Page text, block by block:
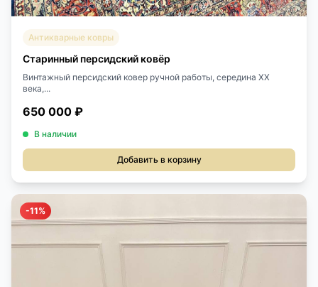
Антикварные ковры
Старинный персидский ковёр
Винтажный персидский ковер ручной работы, середина ХХ
века,...
650 000 ₽
В наличии
Добавить в корзину
-11%